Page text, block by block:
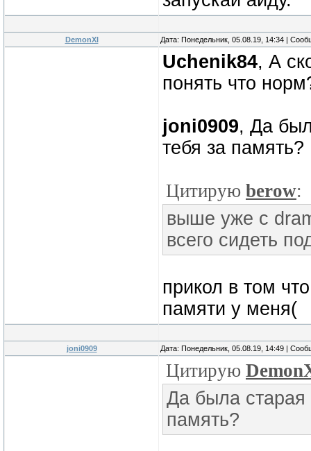
DemonXI Дата: Понедельник, 05.08.19, 14:34 |
Uchenik84, А
понять что
joni0909, Да
тебя за память?
Цитирую berow:
выше уже с
всего сидеть
прикол в том
памяти у меня(
joni0909 Дата: Понедельник, 05.08.19, 14:49 |
Цитирую
Да была старая
память?